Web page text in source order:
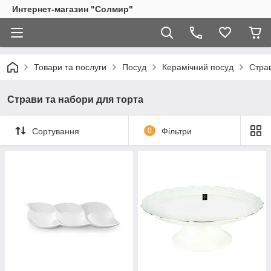
Интернет-магазин "Солмир"
Товари та послуги Посуд Керамічний посуд
Страви та набори для торта
Сортування 0 Фільтри